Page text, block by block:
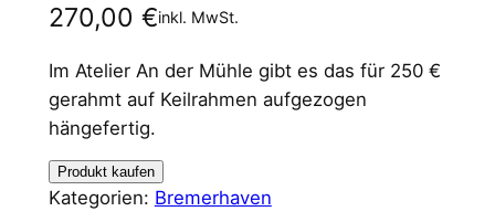
270,00 €inkl. MwSt.
Im Atelier An der Mühle gibt es das für 250 €
gerahmt auf Keilrahmen aufgezogen
hängefertig.
Produkt kaufen
Kategorien: Bremerhaven